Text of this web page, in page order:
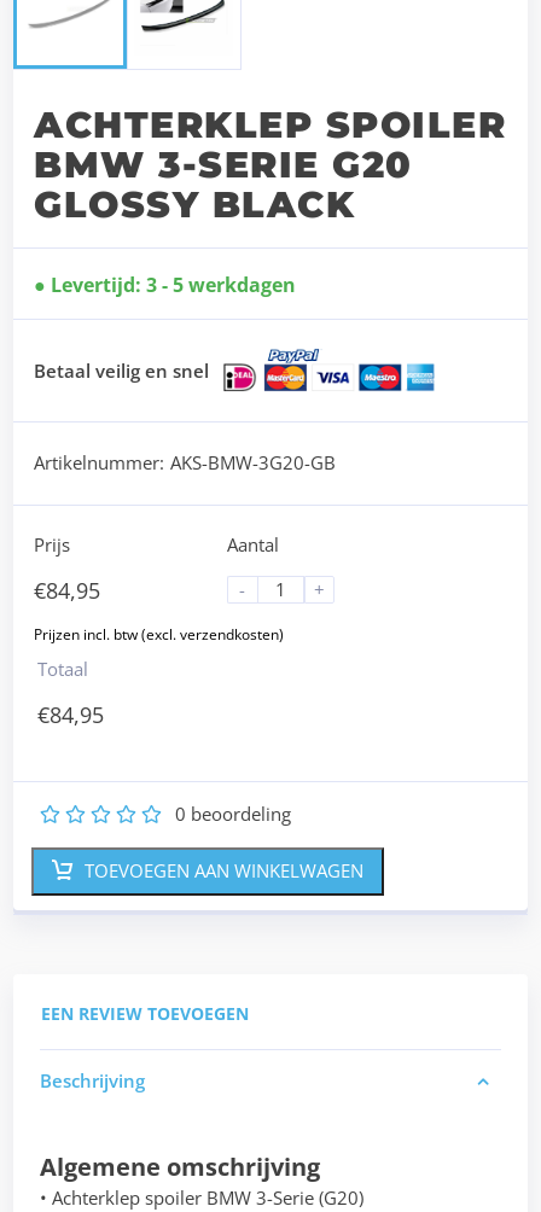
ACHTERKLEP SPOILER
BMW 3-SERIE G20
GLOSSY BLACK
Levertijd: 3 - 5 werkdagen
Betaal veilig en snel
Artikelnummer: AKS-BMW-3G20-GB
Prijs
€84,95
Aantal
-
+
Totaal
€84,95
5
4
3
2 0 beoordeling
TOEVOEGEN AAN WINKELWAGEN
EEN REVIEW TOEVOEGEN
Beschrijving
Algemene omschrijving
• Achterklep spoiler BMW 3-Serie (G20)